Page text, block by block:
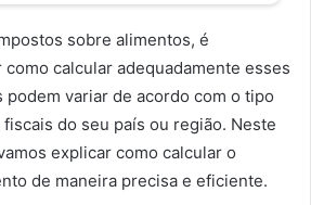
sobre alimentos, é
calcular adequadamente esses
podem variar de acordo com o tipo
do seu país ou região. Neste
explicar como calcular o
de maneira precisa e eficiente.